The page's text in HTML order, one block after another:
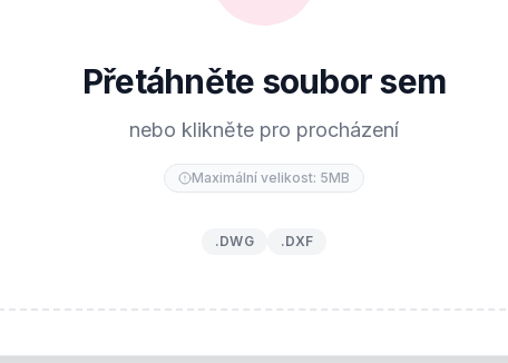
Přetáhněte soubor sem
nebo klikněte pro procházení
Maximální velikost: 5MB
.DWG .DXF